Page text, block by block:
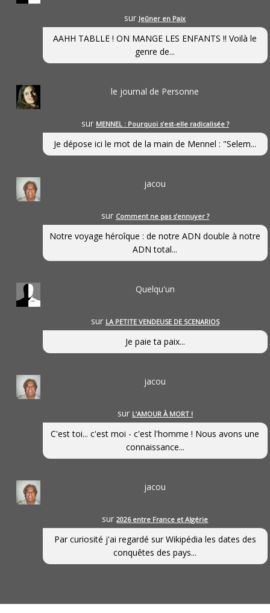
sur Jeûner en Paix
AAHH TABLLE ! ON MANGE LES ENFANTS !! Voilà le
genre de...
le journal de Personne
sur MENNEL : Pourquoi s’est-elle radicalisée ?
Je dépose ici le mot de la main de Mennel : "Selem...
jacou
sur Comment ne pas s’ennuyer ?
Notre voyage héroîque : de notre ADN double à notre
ADN total...
Quelqu'un
sur LA PETITE VENDEUSE DE SCENARIOS
Je paie ta paix...
jacou
sur L’AMOUR À MORT !
C'est toi... c'est moi - c'est l'homme ! Nous avons une
connaissance...
jacou
sur2026 entre France et Algérie
Par curiosité j'ai regardé sur Wikipédia les dates des
conquêtes des pays...